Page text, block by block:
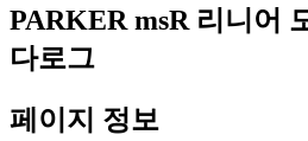
PARKER msR 리니어
다로그
페이지 정보